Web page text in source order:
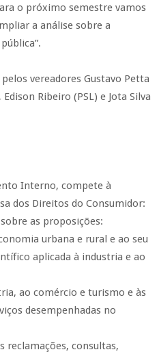
o próximo semestre vamos
a análise sobre a
vereadores Gustavo Petta
Ribeiro (PSL) e Jota Silva
Interno, compete à
dos Direitos do Consumidor:
as proposições:
urbana e rural e ao seu
aplicada à industria e ao
ao comércio e turismo e às
desempenhadas no
reclamações, consultas,